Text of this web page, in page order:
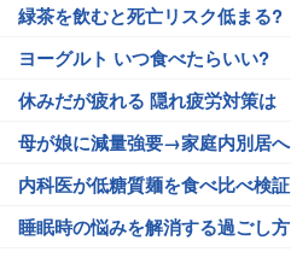
緑茶を飲むと死亡リスク低まる?
ヨーグルト いつ食べたらいい?
休みだが疲れる 隠れ疲労対策は
母が娘に減量強要→家庭内別居へ
内科医が低糖質麺を食べ比べ検証
睡眠時の悩みを解消する過ごし方